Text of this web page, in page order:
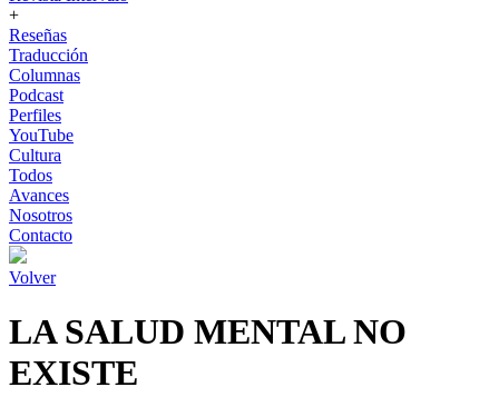
+
Reseñas
Traducción
Columnas
Podcast
Perfiles
YouTube
Cultura
Todos
Avances
Nosotros
Contacto
Volver
LA SALUD MENTAL NO
EXISTE